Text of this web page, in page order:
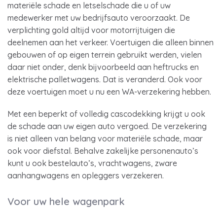
materiële schade en letselschade die u of uw
medewerker met uw bedrijfsauto veroorzaakt. De
verplichting gold altijd voor motorrijtuigen die
deelnemen aan het verkeer. Voertuigen die alleen binnen
gebouwen of op eigen terrein gebruikt werden, vielen
daar niet onder, denk bijvoorbeeld aan heftrucks en
elektrische palletwagens. Dat is veranderd. Ook voor
deze voertuigen moet u nu een WA-verzekering hebben.
Met een beperkt of volledig cascodekking krijgt u ook
de schade aan uw eigen auto vergoed. De verzekering
is niet alleen van belang voor materiële schade, maar
ook voor diefstal. Behalve zakelijke personenauto’s
kunt u ook bestelauto’s, vrachtwagens, zware
aanhangwagens en opleggers verzekeren.
Voor uw hele wagenpark